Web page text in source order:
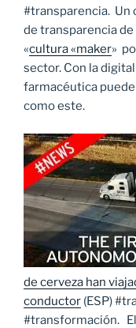
#transparencia. Un
de transparencia
«cultura «maker»
sector. Con la
farmacéutica
como este.
de cerveza han
conductor (ESP)
#transformación. El